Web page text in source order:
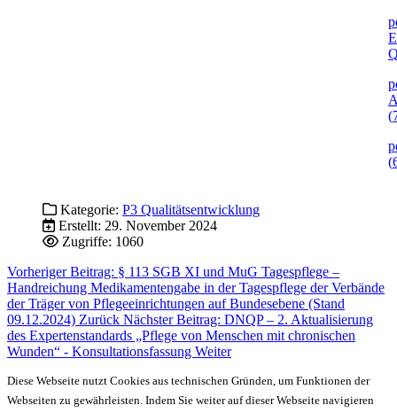
(
(
Kategorie: P3 Qualitätsentwicklung
Erstellt: 29. November 2024
Zugriffe: 1060
Vorheriger Beitrag: § 113 SGB XI und MuG Tagespflege –
Handreichung Medikamentengabe in der Tagespflege der Verbände
der Träger von Pflegeeinrichtungen auf Bundesebene (Stand
09.12.2024) Zurück Nächster Beitrag: DNQP – 2. Aktualisierung
des Expertenstandards „Pflege von Menschen mit chronischen
Wunden“ - Konsultationsfassung Weiter
Diese Webseite nutzt Cookies aus technischen Gründen, um Funktionen der
Webseiten zu gewährleisten. Indem Sie weiter auf dieser Webseite navigieren